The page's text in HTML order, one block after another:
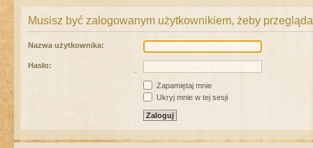
Musisz być zalogowanym użytkownikiem, żeby
Nazwa użytkownika:
Hasło:
Zapamiętaj mnie
Ukryj mnie w tej sesji